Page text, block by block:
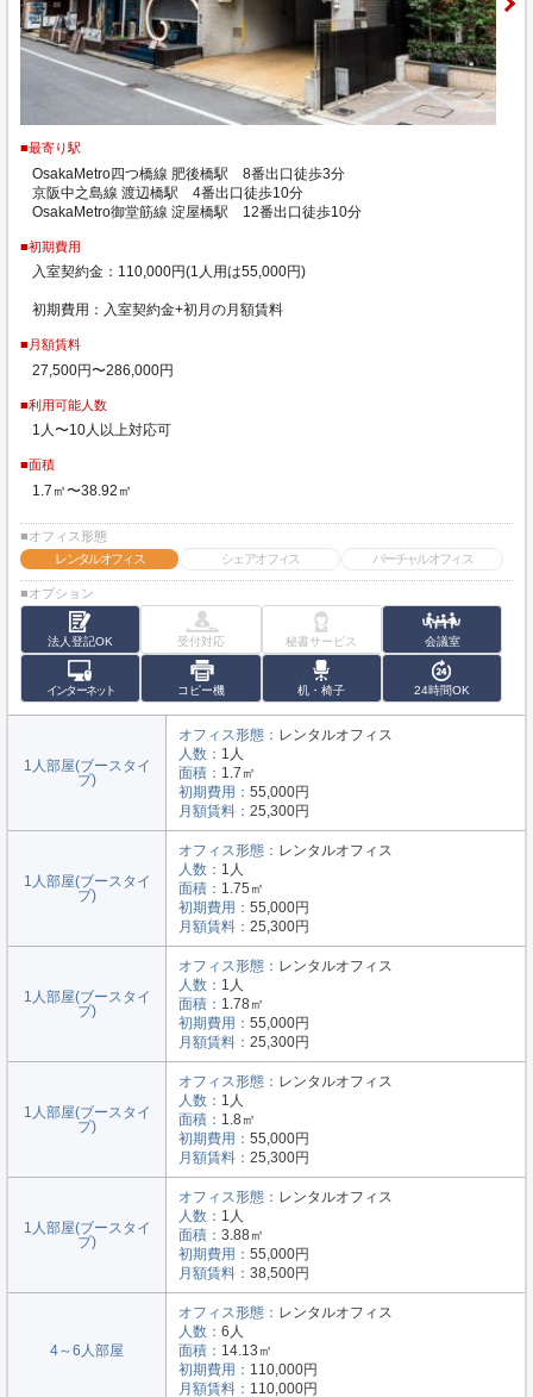
■最寄り駅
OsakaMetro四つ橋線 肥後橋駅 8番出口徒歩3分
京阪中之島線 渡辺橋駅 4番出口徒歩10分
OsakaMetro御堂筋線 淀屋橋駅 12番出口徒歩10分
■初期費用
入室契約金：110,000円(1人用は55,000円)
初期費用：入室契約金+初月の月額賃料
■月額賃料
27,500円〜286,000円
■利用可能人数
1人〜10人以上対応可
■面積
1.7㎡〜38.92㎡
■オフィス形態
レンタルオフィス
シェアオフィス バーチャルオフィス
■オプション
法人登記OK 受付対応 秘書サービス 会議室
インターネット コピー機 机・椅子 24時間OK
1人部屋(ブースタイ
プ)
オフィス形態： レンタルオフィス
人数： 1人
面積： 1.7㎡
初期費用： 55,000円
月額賃料： 25,300円
1人部屋(ブースタイ
プ)
オフィス形態： レンタルオフィス
人数： 1人
面積： 1.75㎡
初期費用： 55,000円
月額賃料： 25,300円
1人部屋(ブースタイ
プ)
オフィス形態： レンタルオフィス
人数： 1人
面積： 1.78㎡
初期費用： 55,000円
月額賃料： 25,300円
1人部屋(ブースタイ
プ)
オフィス形態： レンタルオフィス
人数： 1人
面積： 1.8㎡
初期費用： 55,000円
月額賃料： 25,300円
1人部屋(ブースタイ
プ)
オフィス形態： レンタルオフィス
人数： 1人
面積： 3.88㎡
初期費用： 55,000円
月額賃料： 38,500円
4～6人部屋
オフィス形態： レンタルオフィス
人数： 6人
面積： 14.13㎡
初期費用： 110,000円
月額賃料： 110,000円